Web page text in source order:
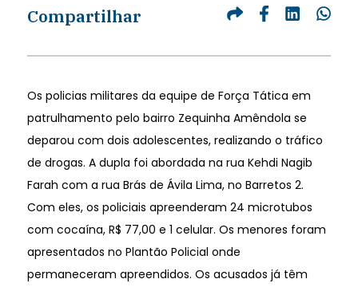
Compartilhar
Os policias militares da equipe de Força Tática em
patrulhamento pelo bairro Zequinha Amêndola se
deparou com dois adolescentes, realizando o tráfico
de drogas. A dupla foi abordada na rua Kehdi Nagib
Farah com a rua Brás de Ávila Lima, no Barretos 2.
Com eles, os policiais apreenderam 24 microtubos
com cocaína, R$ 77,00 e 1 celular. Os menores foram
apresentados no Plantão Policial onde
permaneceram apreendidos. Os acusados já têm